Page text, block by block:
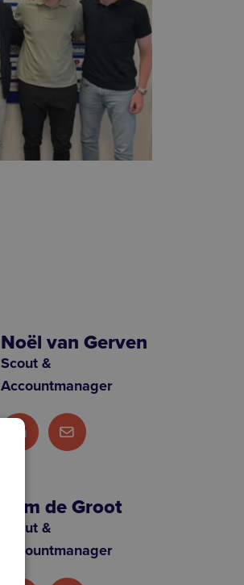
Noël van Gerven
Scout &
Accountmanager
Sam de Groot
Scout &
Accountmanager